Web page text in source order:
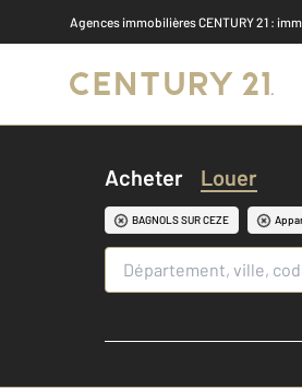
Agences immobilières CENTURY 21 :
Acheter Louer
BAGNOLS SUR CEZE